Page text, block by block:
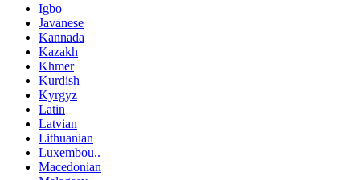
Igbo
Javanese
Kannada
Kazakh
Khmer
Kurdish
Kyrgyz
Latin
Latvian
Lithuanian
Luxembou..
Macedonian